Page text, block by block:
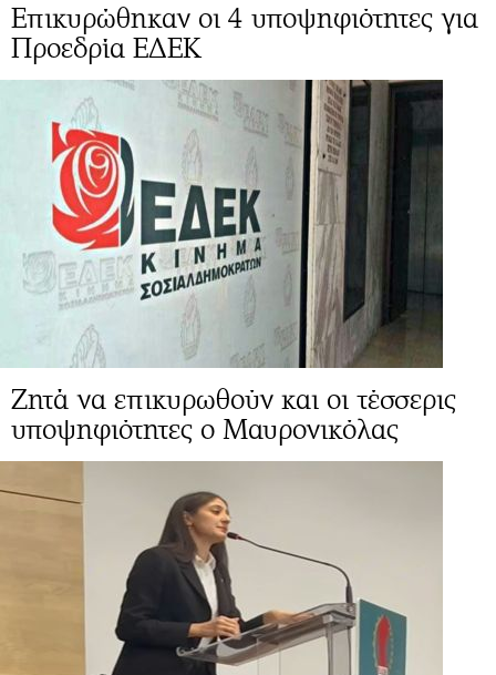
Επικυρώθηκαν οι 4 υποψηφιότητες για
Προεδρία ΕΔΕΚ
Ζητά να επικυρωθούν και οι τέσσερις
υποψηφιότητες ο Μαυρονικόλας